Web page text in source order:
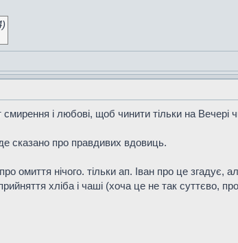
і любові, щоб чинити тільки на Вечері
сказано про правдивих вдовиць.
нічого. тільки ап. Іван про це згадує,
хліба і чаші (хоча це не так суттєво,